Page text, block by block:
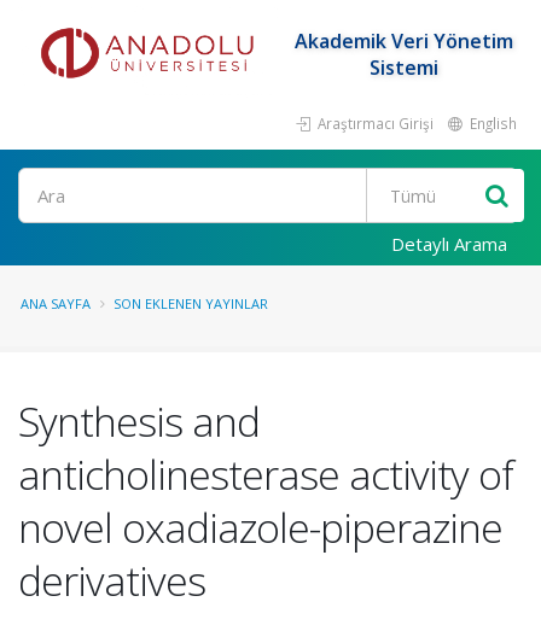
Akademik Veri Yönetim
Sistemi
Araştırmacı Girişi English
Ara
Detaylı Arama
ANA SAYFA SON EKLENEN YAYINLAR
Synthesis and
anticholinesterase activity of
novel oxadiazole-piperazine
derivatives